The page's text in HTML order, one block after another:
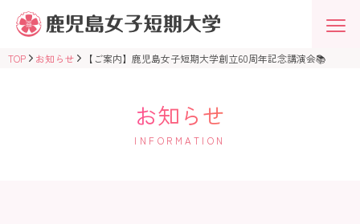
鹿
児
島
女
子
TOP お知らせ 【ご案内】鹿児島女子短期大学創立60周年記念講演会📚
お知らせ
INFORMATION